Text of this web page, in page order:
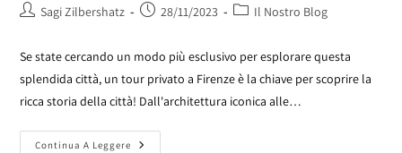
Sagi Zilbershatz 28/11/2023 Il Nostro Blog
Se state cercando un modo più esclusivo per esplorare questa
splendida città, un tour privato a Firenze è la chiave per scoprire la
ricca storia della città! Dall'architettura iconica alle…
Continua A Leggere